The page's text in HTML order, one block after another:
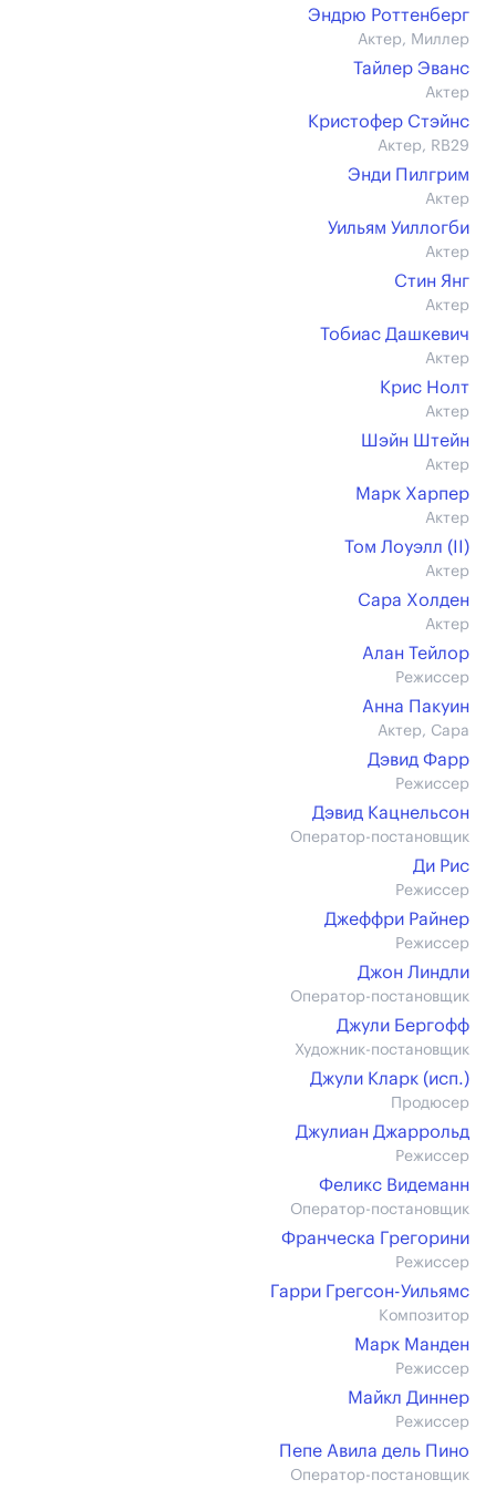
Эндрю Роттенберг
Актер, Миллер
Тайлер Эванс
Актер
Кристофер Стэйнс
Актер, RB29
Энди Пилгрим
Актер
Уильям Уиллогби
Актер
Стин Янг
Актер
Тобиас Дашкевич
Актер
Крис Нолт
Актер
Шэйн Штейн
Актер
Марк Харпер
Актер
Том Лоуэлл (II)
Актер
Сара Холден
Актер
Алан Тейлор
Режиссер
Анна Пакуин
Актер, Сара
Дэвид Фарр
Режиссер
Дэвид Кацнельсон
Оператор-постановщик
Ди Рис
Режиссер
Джеффри Райнер
Режиссер
Джон Линдли
Оператор-постановщик
Джули Бергофф
Художник-постановщик
Джули Кларк (иcп.)
Продюсер
Джулиан Джаррольд
Режиссер
Феликс Видеманн
Оператор-постановщик
Франческа Грегорини
Режиссер
Гарри Грегсон-Уильямс
Композитор
Марк Манден
Режиссер
Майкл Диннер
Режиссер
Пепе Авила дель Пино
Оператор-постановщик